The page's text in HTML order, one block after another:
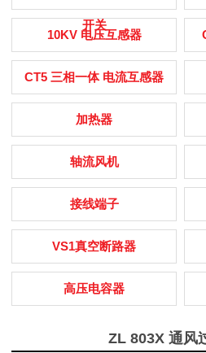
开关
10KV 电压互感器
CT5 三相一体 电流互感器
加热器
轴流风机
接线端子
VS1真空断路器
高压电容器
ZL 803X 通风